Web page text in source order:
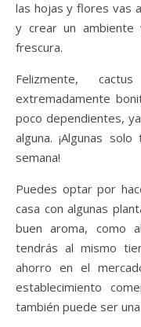
las hojas y flores vas
y crear un
frescura.
Felizmente,
extremadamente
poco dependientes,
alguna. ¡Algunas
semana!
Puedes optar por
casa con algunas
buen aroma, como
tendrás al mismo
ahorro en el
establecimiento
también puede ser